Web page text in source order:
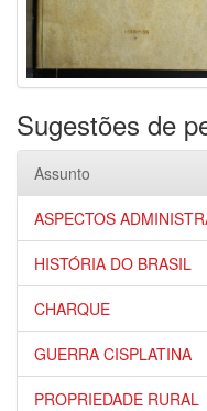
Sugestões de
Assunto
ASPECTOS
HISTÓRIA DO BRASIL
CHARQUE
GUERRA CISPLATINA
PROPRIEDADE RURAL